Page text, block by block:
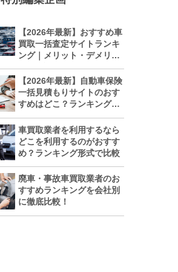
【2026年最新】おすすめ車
買取一括査定サイトランキ
ング｜メリット・デメリッ
トも解説
【2026年最新】自動車保険
一括見積もりサイトのおす
すめはどこ？ランキングで
車買取業者を利用するなら
どこを利用するのがおすす
め？ランキング形式で比較
廃車・事故車買取業者のお
すすめランキングを会社別
に徹底比較！